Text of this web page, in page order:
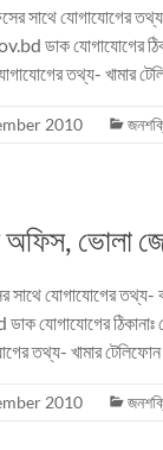
সাথে যোগাযোগের
যোগাযোগের ঠিকানাঃ
তথ্য- খামার
2010
ভোলা
সাথে যোগাযোগের
ঠিকানাঃ
তথ্য- খামার টেলিফোন
2010